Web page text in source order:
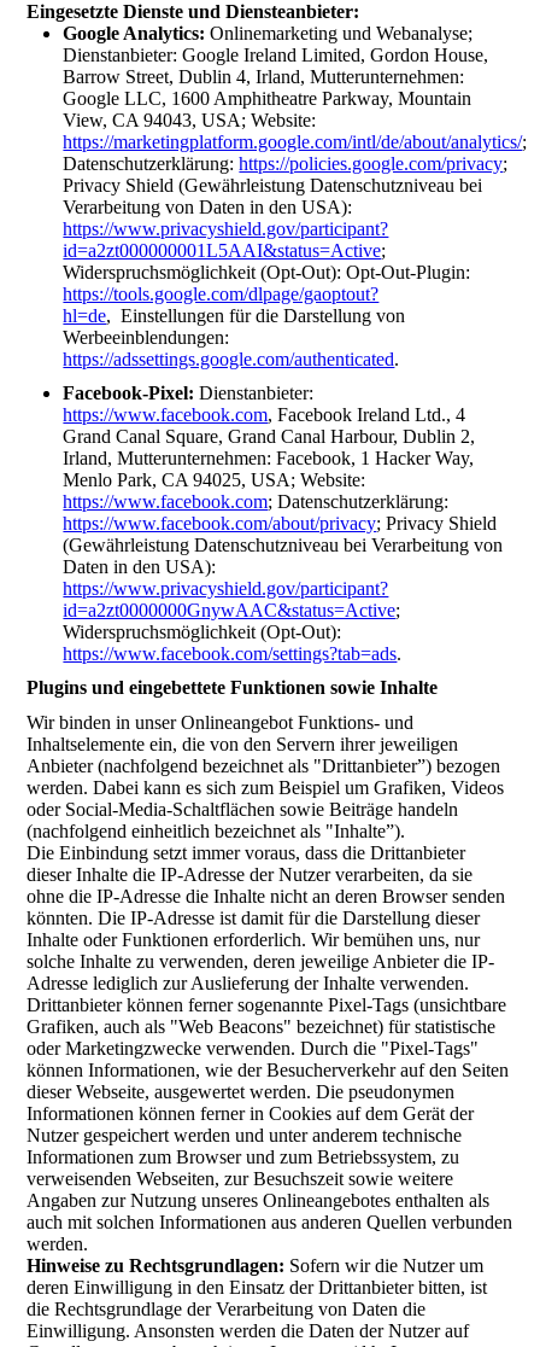
Eingesetzte Dienste und Diensteanbieter:
Google Analytics: Onlinemarketing und Webanalyse;
Dienstanbieter: Google Ireland Limited, Gordon House,
Barrow Street, Dublin 4, Irland, Mutterunternehmen:
Google LLC, 1600 Amphitheatre Parkway, Mountain
View, CA 94043, USA; Website:
https://marketingplatform.google.com/intl/de/about/analytics/;
Datenschutzerklärung:https://policies.google.com/privacy;
Privacy Shield (Gewährleistung Datenschutzniveau bei
Verarbeitung von Daten in den USA):
https://www.privacyshield.gov/participant?
id=a2zt000000001L5AAI&status=Active;
Widerspruchsmöglichkeit (Opt-Out): Opt-Out-Plugin:
https://tools.google.com/dlpage/gaoptout?
hl=de, Einstellungen für die Darstellung von
Werbeeinblendungen:
https://adssettings.google.com/authenticated.
Facebook-Pixel: Dienstanbieter:
https://www.facebook.com, Facebook Ireland Ltd., 4
Grand Canal Square, Grand Canal Harbour, Dublin 2,
Irland, Mutterunternehmen: Facebook, 1 Hacker Way,
Menlo Park, CA 94025, USA; Website:
https://www.facebook.com; Datenschutzerklärung:
https://www.facebook.com/about/privacy; Privacy Shield
(Gewährleistung Datenschutzniveau bei Verarbeitung von
Daten in den USA):
https://www.privacyshield.gov/participant?
id=a2zt0000000GnywAAC&status=Active;
Widerspruchsmöglichkeit (Opt-Out):
https://www.facebook.com/settings?tab=ads.
Plugins und eingebettete Funktionen sowie Inhalte
Wir binden in unser Onlineangebot Funktions- und
Inhaltselemente ein, die von den Servern ihrer jeweiligen
Anbieter (nachfolgend bezeichnet als "Drittanbieter”) bezogen
werden. Dabei kann es sich zum Beispiel um Grafiken, Videos
oder Social-Media-Schaltflächen sowie Beiträge handeln
(nachfolgend einheitlich bezeichnet als "Inhalte”).
Die Einbindung setzt immer voraus, dass die Drittanbieter
dieser Inhalte die IP-Adresse der Nutzer verarbeiten, da sie
ohne die IP-Adresse die Inhalte nicht an deren Browser senden
könnten. Die IP-Adresse ist damit für die Darstellung dieser
Inhalte oder Funktionen erforderlich. Wir bemühen uns, nur
solche Inhalte zu verwenden, deren jeweilige Anbieter die IP-
Adresse lediglich zur Auslieferung der Inhalte verwenden.
Drittanbieter können ferner sogenannte Pixel-Tags (unsichtbare
Grafiken, auch als "Web Beacons" bezeichnet) für statistische
oder Marketingzwecke verwenden. Durch die "Pixel-Tags"
können Informationen, wie der Besucherverkehr auf den Seiten
dieser Webseite, ausgewertet werden. Die pseudonymen
Informationen können ferner in Cookies auf dem Gerät der
Nutzer gespeichert werden und unter anderem technische
Informationen zum Browser und zum Betriebssystem, zu
verweisenden Webseiten, zur Besuchszeit sowie weitere
Angaben zur Nutzung unseres Onlineangebotes enthalten als
auch mit solchen Informationen aus anderen Quellen verbunden
werden.
Hinweise zu Rechtsgrundlagen: Sofern wir die Nutzer um
deren Einwilligung in den Einsatz der Drittanbieter bitten, ist
die Rechtsgrundlage der Verarbeitung von Daten die
Einwilligung. Ansonsten werden die Daten der Nutzer auf